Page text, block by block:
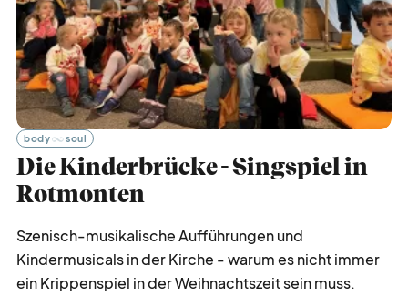
body soul
Die Kinderbrücke - Singspiel in
Rotmonten
Szenisch-musikalische Aufführungen und
Kindermusicals in der Kirche - warum es nicht immer
ein Krippenspiel in der Weihnachtszeit sein muss.